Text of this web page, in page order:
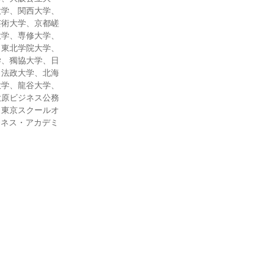
、関西大学、
大学、京都嵯
、専修大学、
北学院大学、
獨協大学、日
政大学、北海
、龍谷大学、
ビジネス公務
京スクールオ
ス・アカデミ